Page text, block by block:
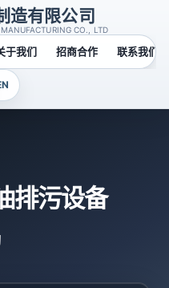
造有限公司
CO., LTD
于我们 招商合作 联系我们
排污设备